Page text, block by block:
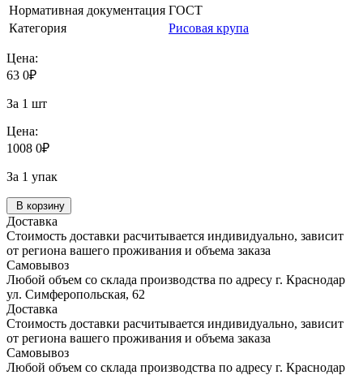
Нормативная документация ГОСТ
Категория
Рисовая крупа
Цена:
63 0₽
За 1 шт
Цена:
1008 0₽
За 1 упак
В корзину
Доставка
Стоимость доставки расчитывается индивидуально, зависит
от региона вашего проживания и объема заказа
Самовывоз
Любой объем со склада производства по адресу г. Краснодар
ул. Симферопольская, 62
Доставка
Стоимость доставки расчитывается индивидуально, зависит
от региона вашего проживания и объема заказа
Самовывоз
Любой объем со склада производства по адресу г. Краснодар